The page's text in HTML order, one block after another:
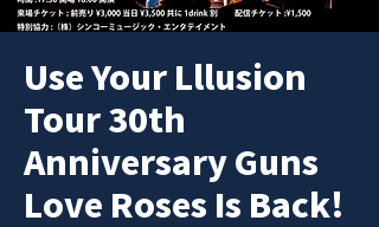
Use Your Lllusion
Tour 30th
Anniversary Guns
Love Roses Is Back!